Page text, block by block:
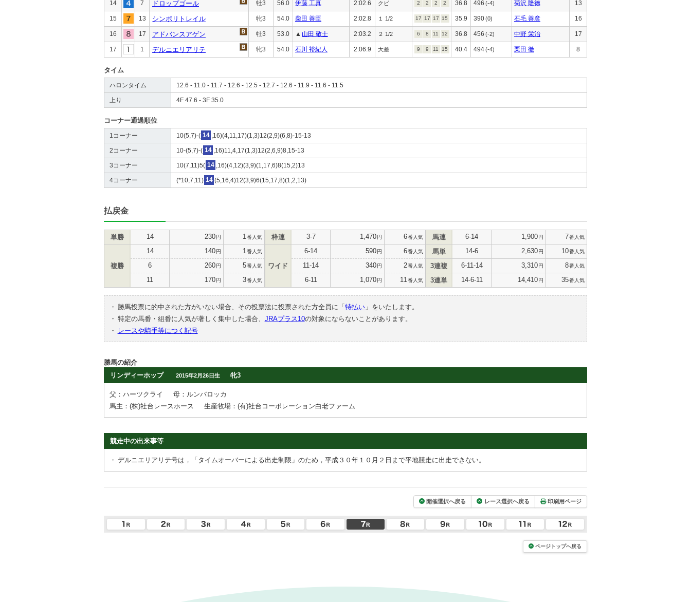
14 7 ドロップゴール 牡3 56.0 伊藤 工真 2:02.6 クビ 2 2 2 2 36.8 496 (-4) 菊沢 隆徳 13
15 13 シンボリトレイル 牝3 54.0 柴田 善臣 2:02.8 １ 1/2 17 17 17 15 35.9 390(0) 石毛 善彦 16
16 17 アドバンスアゲン 牡3 53.0 ▲ 山田 敬士 2:03.2 ２ 1/2 6 8 11 12 36.8 456 (-2) 中野 栄治 17
17 1 デルニエリアリテ 牝3 54.0 石川 裕紀人 2:06.9 大差 9 9 11 15 40.4 494(-4) 栗田 徹 8
タイム
ハロンタイム 12.6 - 11.0 - 11.7 - 12.6 - 12.5 - 12.7 - 12.6 - 11.9 - 11.6 - 11.5
上り 4F 47.6 - 3F 35.0
コーナー通過順位
1コーナー 10(5,7)-( 14 ,16)(4,11,17)(1,3)12(2,9)(6,8)-15-13
2コーナー 10-(5,7)-( 14 ,16)11,4,17(1,3)12(2,6,9)8,15-13
3コーナー 10(7,11)5( 14 ,16)(4,12)(3,9)(1,17,6)8(15,2)13
4コーナー (*10,7,11) 14 (5,16,4)12(3,9)6(15,17,8)(1,2,13)
払戻金
単勝 14 230円 1 番人気
複勝
14 140円 1 番人気
6 260円 5番人気
11 170円 3番人気
枠連 3-7 1,470円 6番人気
ワイド
6-14 590円 6番人気
11-14 340円 2番人気
6-11 1,070円 11 番人気
馬連 6-14 1,900円 7番人気
馬単 14-6 2,630円 10番人気
3連複 6-11-14 3,310円 8番人気
3連単 14-6-11 14,410円 35番人気
・ 勝馬投票に的中された方がいない場合、その投票法に投票された方全員に「 特払い」をいたします。
・ 特定の馬番・組番に人気が著しく集中した場合、 JRAプラス10の対象にならないことがあります。
・
レースや騎手等につく記号
勝馬の紹介
リンディーホップ
2015年2月26日生 牝3
父：ハーツクライ
母：ルンバロッカ
馬主：(株)社台レースホース
生産牧場：(有)社台コーポレーション白老ファーム
競走中の出来事等
・ デルニエリアリテ号は，「タイムオーバーによる出走制限」のため，平成３０年１０月２日まで平地競走に出走できない。
開催選択へ戻る レース選択へ戻る 印刷用ページ
ページトップへ戻る